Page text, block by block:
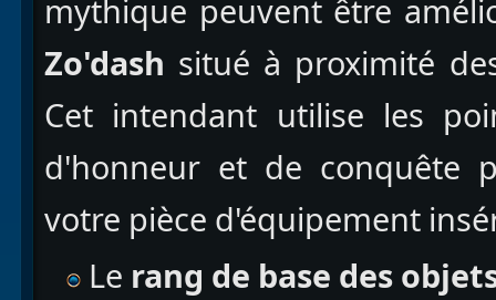
mythique peuvent être
Zo'dash situé à proximité
Cet intendant utilise les
d'honneur et de conquête
votre pièce d'équipement
Le rang de base des